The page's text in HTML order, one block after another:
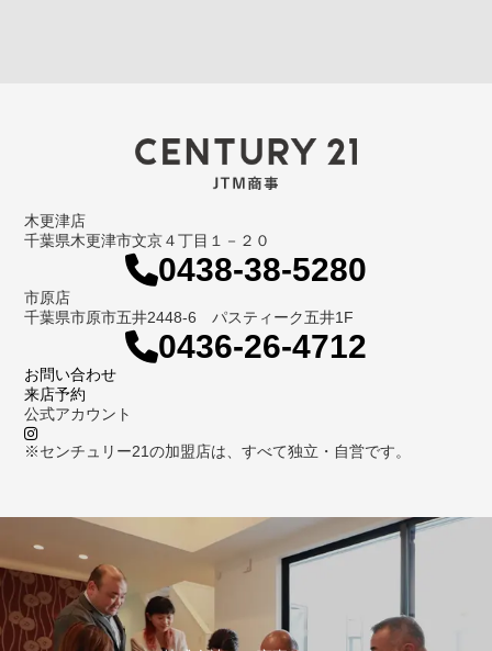
木更津店
千葉県木更津市文京４丁目１－２０
0438-38-5280
市原店
千葉県市原市五井2448-6 パスティーク五井1F
0436-26-4712
お問い合わせ
来店予約
公式アカウント
※センチュリー21の加盟店は、すべて独立・自営です。